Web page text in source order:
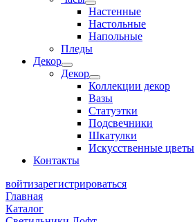
Настенные
Настольные
Напольные
Пледы
Декор
Декор
Коллекции декор
Вазы
Статуэтки
Подсвечники
Шкатулки
Искусственные цветы
Контакты
войтизарегистрироваться
Главная
Каталог